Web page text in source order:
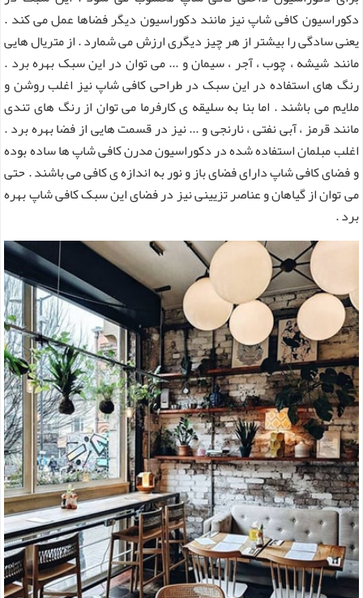
دکوراسیون کافی شاپ نیز مانند دکوراسیون دیگر فضاها عمل می کند .
یعنی سادگی را بیشتر از هر چیز دیگری ارزش می شمارد . از متریال هایی
مانند شیشه ، چوب ، آجر ، سیمان و ... می توان در این سبک بهره برد .
رنگ های استفاده در این سبک در طراحی کافی شاپ نیز اغلب روشن و
ملایم می باشند . اما بنا به سلیقه ی کارفرما می توان از رنگ های تندی
مانند قرمز ، آبی نفتی ، نارنجی و ... نیز در قسمت هایی از فضا بهره برد .
اغلب مبلمان استفاده شده در دکوراسیون مدرن کافی شاپ ها ساده بوده
و فضای کافی شاپ دارای فضای باز و نور به اندازه ی کافی می باشند . حتی
می توان از گیاهان و عناصر تزیینی نیز در فضای این سبک کافی شاپ بهره
برد .